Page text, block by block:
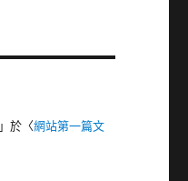
」於〈網站第一篇文